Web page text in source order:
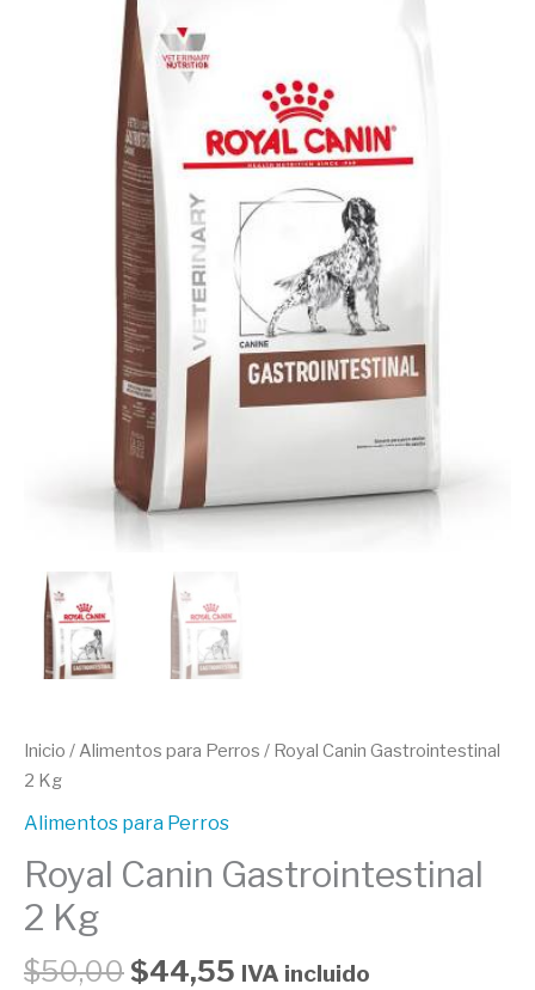
Inicio /Alimentos para Perros / Royal Canin Gastrointestinal
2 Kg
Alimentos para Perros
Royal Canin Gastrointestinal
2 Kg
$50,00 $44,55 IVA incluido